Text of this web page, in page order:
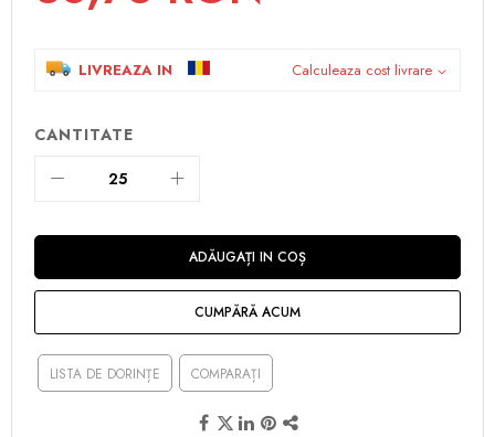
LIVREAZA IN Calculeaza cost livrare
CANTITATE
ADĂUGAȚI IN COȘ
CUMPĂRĂ ACUM
LISTA DE DORINȚE COMPARAȚI